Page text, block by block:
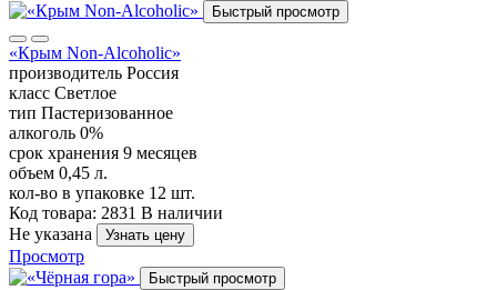
Быстрый просмотр
«Крым Non-Аlcoholic»
производитель Россия
класс Светлое
тип Пастеризованное
алкоголь 0%
срок хранения 9 месяцев
объем 0,45 л.
кол-во в упаковке 12 шт.
Код товара: 2831 В наличии
Не указана
Узнать цену
Просмотр
Быстрый просмотр